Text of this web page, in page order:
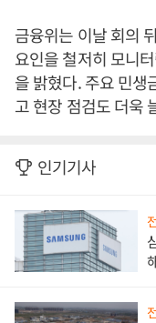
금융위는 이날 회의
요인을 철저히 모니
을 밝혔다. 주요 민생
고 현장 점검도 더욱
인기기사